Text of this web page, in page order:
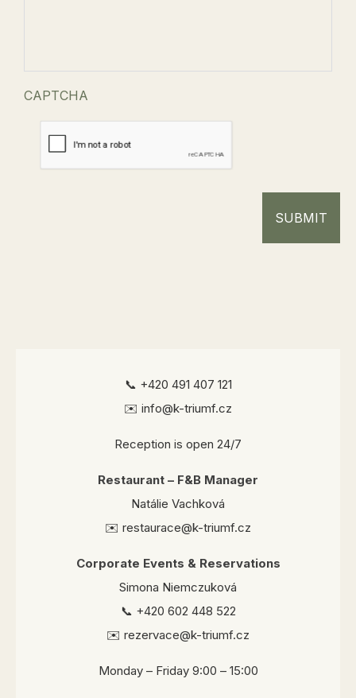
CAPTCHA
📞 +420 491 407 121
✉️ info@k-triumf.cz
Reception is open 24/7
Restaurant – F&B Manager
Natálie Vachková
✉️ restaurace@k-triumf.cz
Corporate Events & Reservations
Simona Niemczuková
📞 +420 602 448 522
✉️ rezervace@k-triumf.cz
Monday – Friday 9:00 – 15:00